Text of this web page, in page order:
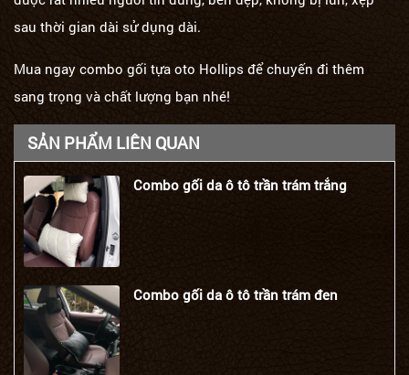
sau thời gian dài sử dụng dài.
Mua ngay combo gối tựa oto Hollips để chuyến đi thêm
sang trọng và chất lượng bạn nhé!
SẢN PHẨM LIÊN QUAN
Combo gối da ô tô trần trám trắng
Combo gối da ô tô trần trám đen